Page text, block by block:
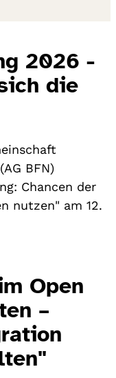
2026 -
die
BFN)
Chancen der
nutzen" am 12.
Open
–